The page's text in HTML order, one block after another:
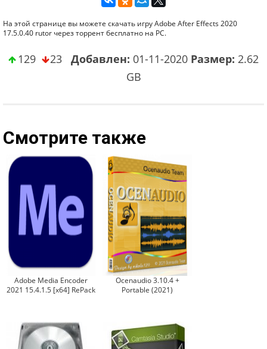
На этой странице вы можете скачать игру Adobe After Effects 2020
17.5.0.40 rutor через торрент бесплатно на PC.
129 23 Добавлен: 01-11-2020 Размер: 2.62
GB
Смотрите также
Adobe Media Encoder
2021 15.4.1.5 [x64] RePack
Ocenaudio 3.10.4 +
Portable (2021)